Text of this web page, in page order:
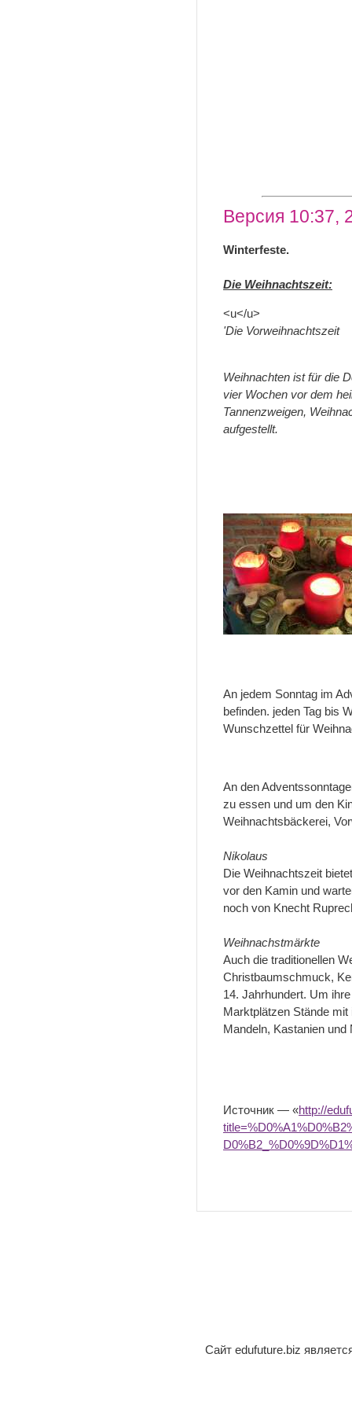
Версия 10:37,
Winterfeste.
Die Weihnachtszeit:
<u</u>
'Die Vorweihnachtszeit
Weihnachten ist für die
vier Wochen vor dem
Tannenzweigen,
aufgestellt.
An jedem Sonntag im
befinden. jeden Tag bis
Wunschzettel für
An den
zu essen und um den
Weihnachtsbäckerei,
Nikolaus
Die Weihnachtszeit
vor den Kamin und
noch von Knecht
Weihnachstmärkte
Auch die traditionellen
Christbaumschmuck,
14. Jahrhundert. Um
Marktplätzen Stände
Mandeln, Kastanien und
Источник — «http://
Сайт edufuture.biz